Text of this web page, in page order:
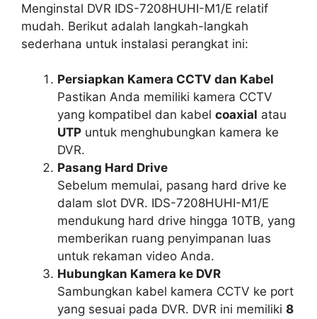
Menginstal DVR IDS-7208HUHI-M1/E relatif
mudah. Berikut adalah langkah-langkah
sederhana untuk instalasi perangkat ini:
Persiapkan Kamera CCTV dan Kabel
Pastikan Anda memiliki kamera CCTV
yang kompatibel dan kabel coaxial atau
UTP untuk menghubungkan kamera ke
DVR.
Pasang Hard Drive
Sebelum memulai, pasang hard drive ke
dalam slot DVR. IDS-7208HUHI-M1/E
mendukung hard drive hingga 10TB, yang
memberikan ruang penyimpanan luas
untuk rekaman video Anda.
Hubungkan Kamera ke DVR
Sambungkan kabel kamera CCTV ke port
yang sesuai pada DVR. DVR ini memiliki 8